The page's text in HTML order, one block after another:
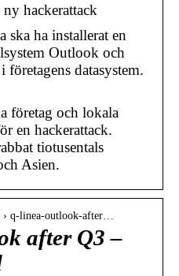
hackerattack
ha installerat en
Outlook och
företagens datasystem.
företag och lokala
en hackerattack.
tiotusentals
Asien.
q-linea-outlook-after…
after Q3 –